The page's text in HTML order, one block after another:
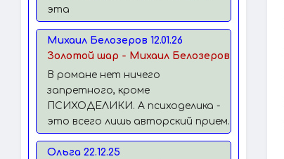
эта
Михаил Белозеров 12.01.26
Золотой шар - Михаил Белозеров
В романе нет ничего
запретного, кроме
ПСИХОДЕЛИКИ. А психоделика -
это всего лишь авторский прием.
Ольга 22.12.25